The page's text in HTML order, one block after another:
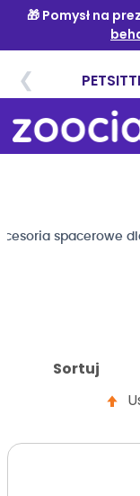
do
treści
spacerowe
Sortuj